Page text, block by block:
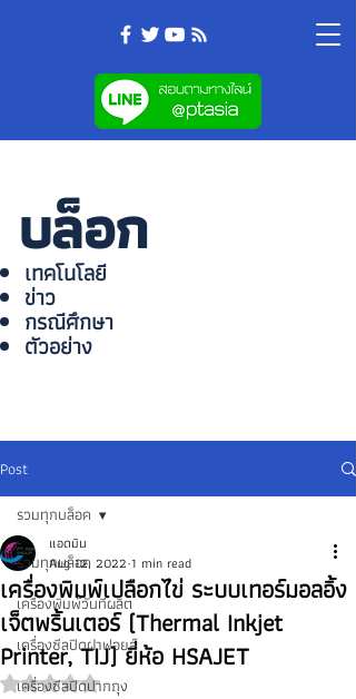
บล็อก
เทคโนโลยี
ข่าว
กรณีศึกษา
ตัวอย่าง
Post
รวมทุกบล็อค
เครื่องพิมพ์วันที่ผลิต
เครื่องซีลปิดฝาฟอยล์
เครื่องซีลปิดปากถุง
รวมทุกบล็อค
เครื่องพิมพ์เปลือกไข่ ระบบเทอร์มอลอิ้ง
เจ็ตพริ้นเตอร์ (Thermal Inkjet
Printer, TIJ) ยี่ห้อ HSAJET
แอดมิน
Aug 12, 2022 1 min read
Rated NaN out of 5 stars.